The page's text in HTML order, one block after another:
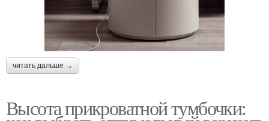
читать дальше →
Высота прикроватной тумбочки: